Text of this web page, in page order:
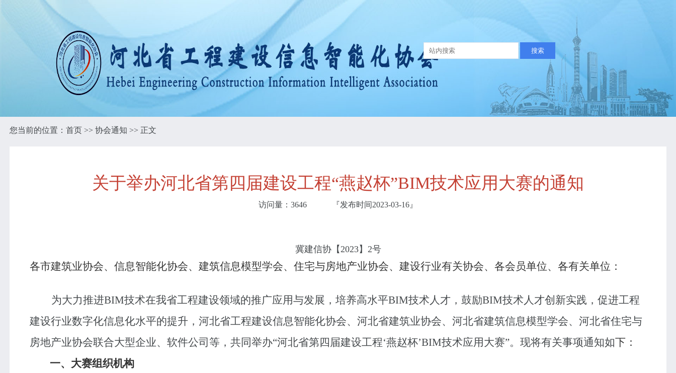
您当前的位置： 首页 >> 协会通知 >> 正文
关于举办河北省第四届建设工程“燕赵杯”BIM技术应用大赛的通知
访问量： 3646 『发布时间2023-03-16 』
冀建信协【2023】2号
各市建筑业协会、信息智能化协会、建筑信息模型学会、住宅与房地产业协会、建设行业有关协会、各会员单位、各有关单位：
为大力推进BIM技术在我省工程建设领域的推广应用与发展，培养高水平BIM技术人才，鼓励BIM技术人才创新实践，促进工程
建设行业数字化信息化水平的提升，河北省工程建设信息智能化协会、 河北省建筑业协会、河北省建筑信息模型学会、河北省住宅与
房地产业协会联合大型企业、软件公司等，共同举办“河北省第四届建设工程‘燕赵杯’BIM技术应用大赛”。现将有关事项通知如下：
一、大赛组织机构